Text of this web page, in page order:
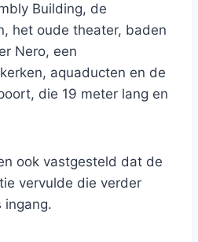
Building, de
het oude theater, baden
Nero, een
aquaducten en de
die 19 meter lang en
ook vastgesteld dat de
vervulde die verder
ingang.